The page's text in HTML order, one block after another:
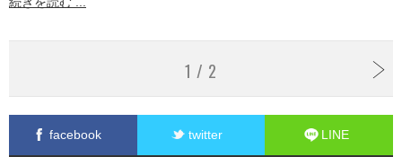
1 / 2
facebook twitter LINE